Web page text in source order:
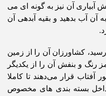
آن نیز به گونه ای می
آن آب بدهید و بقیه آبد‌هی آن
کشاورزان آن را از زمین
و بنفش آن را از یکدیگر
آفتاب قرار می‌دهند تا کاملا
بسته بندی های مخصوص